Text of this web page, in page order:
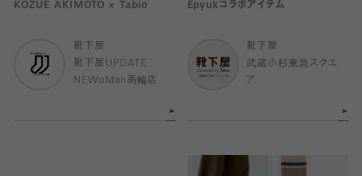
KOZUE AKIMOTO × Tabio
靴下屋
靴下屋UPDATE
NEWoMan高輪店
Epyukコラボアイテム
靴下屋
武蔵小杉東急スクエ
ア